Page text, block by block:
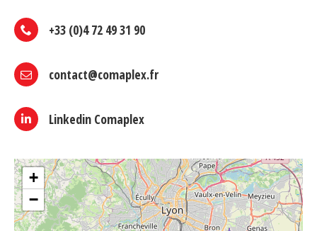
+33 (0)4 72 49 31 90
contact@comaplex.fr
Linkedin Comaplex
+
−